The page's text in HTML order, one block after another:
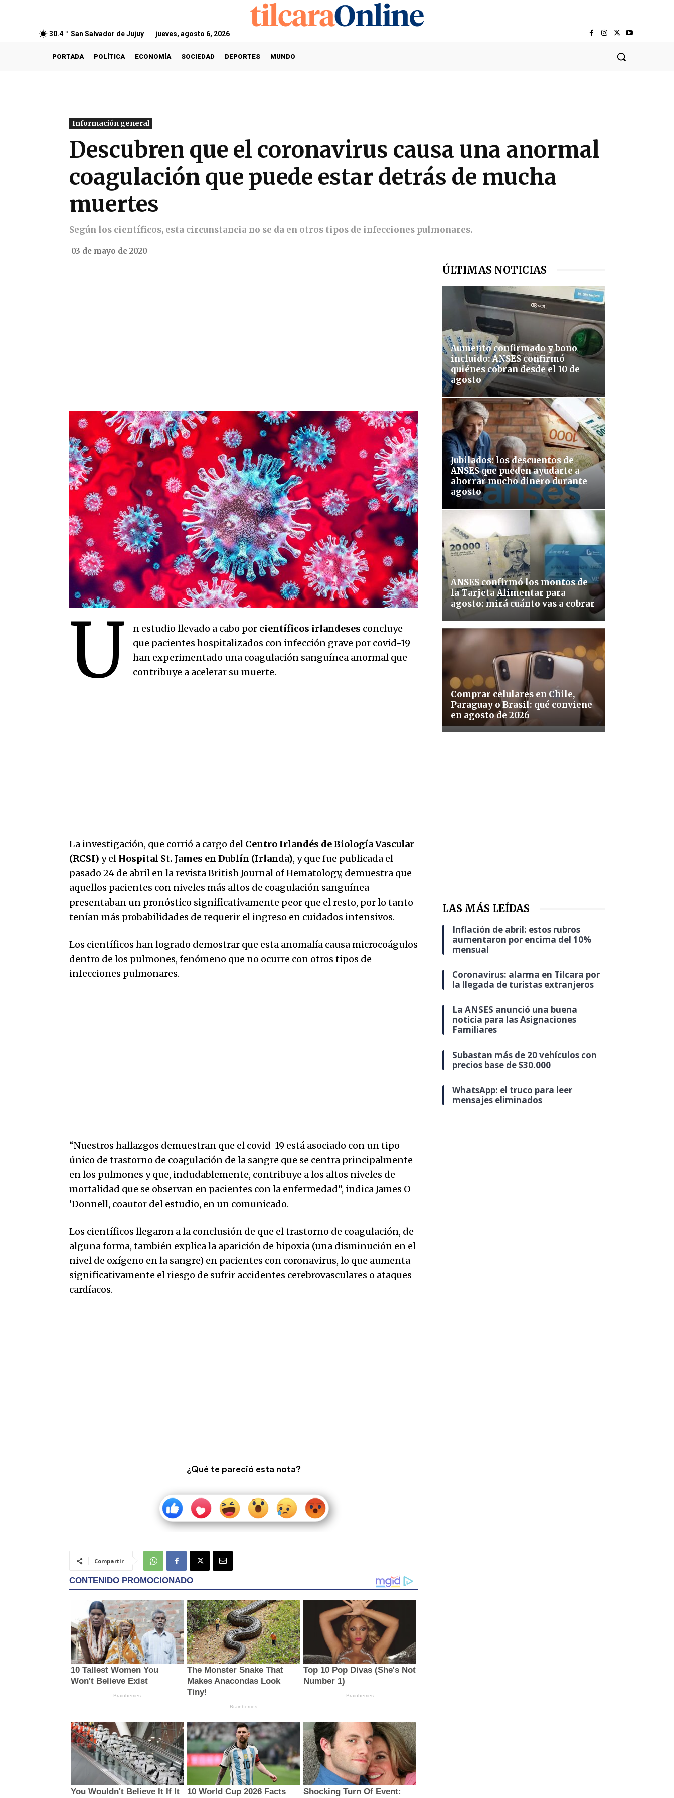
30.4 C San Salvador de Jujuy jueves, agosto 6, 2026
PORTADA POLÍTICA ECONOMÍA SOCIEDAD DEPORTES MUNDO
Información general
Descubren que el coronavirus causa una anormal
coagulación que puede estar detrás de mucha
muertes
Según los científicos, esta circunstancia no se da en otros tipos de infecciones pulmonares.
03 de mayo de 2020
U n estudio llevado a cabo por científicos irlandeses concluye
que pacientes hospitalizados con infección grave por covid-19
han experimentado una coagulación sanguínea anormal que
contribuye a acelerar su muerte.
La investigación, que corrió a cargo del Centro Irlandés de Biología Vascular
(RCSI) y el Hospital St. James en Dublín (Irlanda), y que fue publicada el
pasado 24 de abril en la revista British Journal of Hematology, demuestra que
aquellos pacientes con niveles más altos de coagulación sanguínea
presentaban un pronóstico significativamente peor que el resto, por lo tanto
tenían más probabilidades de requerir el ingreso en cuidados intensivos.
Los científicos han logrado demostrar que esta anomalía causa microcoágulos
dentro de los pulmones, fenómeno que no ocurre con otros tipos de
infecciones pulmonares.
“Nuestros hallazgos demuestran que el covid-19 está asociado con un tipo
único de trastorno de coagulación de la sangre que se centra principalmente
en los pulmones y que, indudablemente, contribuye a los altos niveles de
mortalidad que se observan en pacientes con la enfermedad”, indica James O
‘Donnell, coautor del estudio, en un comunicado.
Los científicos llegaron a la conclusión de que el trastorno de coagulación, de
alguna forma, también explica la aparición de hipoxia (una disminución en el
nivel de oxígeno en la sangre) en pacientes con coronavirus, lo que aumenta
significativamente el riesgo de sufrir accidentes cerebrovasculares o ataques
cardíacos.
¿Qué te pareció esta nota?
Compartir
ÚLTIMAS NOTICIAS
Aumento confirmado y bono
incluido: ANSES confirmó
quiénes cobran desde el 10 de
agosto
Jubilados: los descuentos de
ANSES que pueden ayudarte a
ahorrar mucho dinero durante
agosto
ANSES confirmó los montos de
la Tarjeta Alimentar para
agosto: mirá cuánto vas a cobrar
Comprar celulares en Chile,
Paraguay o Brasil: qué conviene
en agosto de 2026
LAS MÁS LEÍDAS
Inflación de abril: estos rubros
aumentaron por encima del 10%
mensual
Coronavirus: alarma en Tilcara por
la llegada de turistas extranjeros
La ANSES anunció una buena
noticia para las Asignaciones
Familiares
Subastan más de 20 vehículos con
precios base de $30.000
WhatsApp: el truco para leer
mensajes eliminados